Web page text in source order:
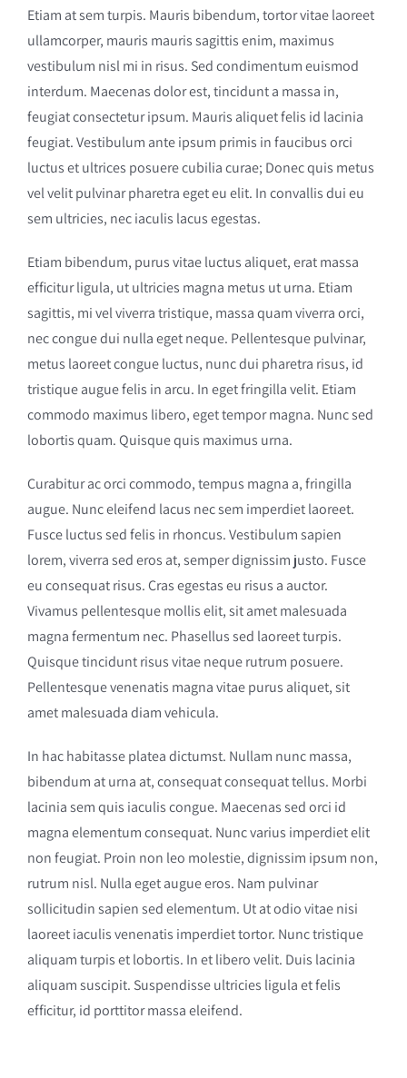
Etiam at sem turpis. Mauris bibendum, tortor vitae laoreet
ullamcorper, mauris mauris sagittis enim, maximus
vestibulum nisl mi in risus. Sed condimentum euismod
interdum. Maecenas dolor est, tincidunt a massa in,
feugiat consectetur ipsum. Mauris aliquet felis id lacinia
feugiat. Vestibulum ante ipsum primis in faucibus orci
luctus et ultrices posuere cubilia curae; Donec quis metus
vel velit pulvinar pharetra eget eu elit. In convallis dui eu
sem ultricies, nec iaculis lacus egestas.
Etiam bibendum, purus vitae luctus aliquet, erat massa
efficitur ligula, ut ultricies magna metus ut urna. Etiam
sagittis, mi vel viverra tristique, massa quam viverra orci,
nec congue dui nulla eget neque. Pellentesque pulvinar,
metus laoreet congue luctus, nunc dui pharetra risus, id
tristique augue felis in arcu. In eget fringilla velit. Etiam
commodo maximus libero, eget tempor magna. Nunc sed
lobortis quam. Quisque quis maximus urna.
Curabitur ac orci commodo, tempus magna a, fringilla
augue. Nunc eleifend lacus nec sem imperdiet laoreet.
Fusce luctus sed felis in rhoncus. Vestibulum sapien
lorem, viverra sed eros at, semper dignissim justo. Fusce
eu consequat risus. Cras egestas eu risus a auctor.
Vivamus pellentesque mollis elit, sit amet malesuada
magna fermentum nec. Phasellus sed laoreet turpis.
Quisque tincidunt risus vitae neque rutrum posuere.
Pellentesque venenatis magna vitae purus aliquet, sit
amet malesuada diam vehicula.
In hac habitasse platea dictumst. Nullam nunc massa,
bibendum at urna at, consequat consequat tellus. Morbi
lacinia sem quis iaculis congue. Maecenas sed orci id
magna elementum consequat. Nunc varius imperdiet elit
non feugiat. Proin non leo molestie, dignissim ipsum non,
rutrum nisl. Nulla eget augue eros. Nam pulvinar
sollicitudin sapien sed elementum. Ut at odio vitae nisi
laoreet iaculis venenatis imperdiet tortor. Nunc tristique
aliquam turpis et lobortis. In et libero velit. Duis lacinia
aliquam suscipit. Suspendisse ultricies ligula et felis
efficitur, id porttitor massa eleifend.